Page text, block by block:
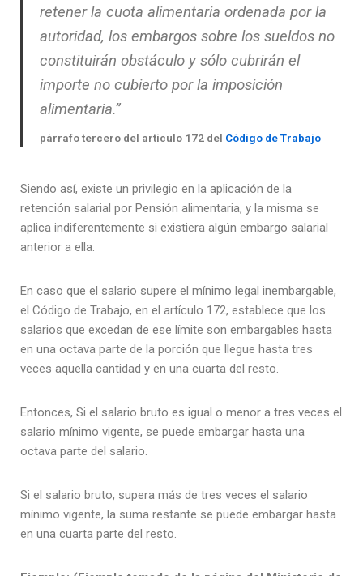
retener la cuota alimentaria ordenada por la
autoridad, los embargos sobre los sueldos no
constituirán obstáculo y sólo cubrirán el
importe no cubierto por la imposición
alimentaria.”
párrafo tercero del artículo 172 del Código de Trabajo
Siendo así, existe un privilegio en la aplicación de la
retención salarial por Pensión alimentaria, y la misma se
aplica indiferentemente si existiera algún embargo salarial
anterior a ella.
En caso que el salario supere el mínimo legal inembargable,
el Código de Trabajo, en el artículo 172, establece que los
salarios que excedan de ese límite son embargables hasta
en una octava parte de la porción que llegue hasta tres
veces aquella cantidad y en una cuarta del resto.
Entonces, Si el salario bruto es igual o menor a tres veces el
salario mínimo vigente, se puede embargar hasta una
octava parte del salario.
Si el salario bruto, supera más de tres veces el salario
mínimo vigente, la suma restante se puede embargar hasta
en una cuarta parte del resto.